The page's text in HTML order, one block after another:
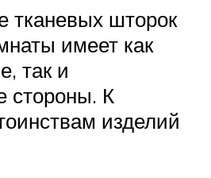
тканевых шторок
имеет как
так и
стороны. К
изделий